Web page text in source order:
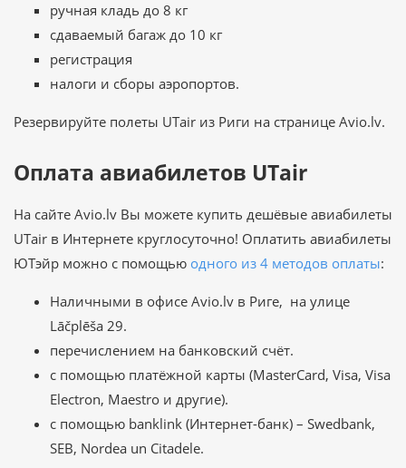
ручная кладь до 8 кг
сдаваемый багаж до 10 кг
регистрация
налоги и сборы аэропортов.
Резервируйте полеты UTair из Риги на странице Avio.lv.
Оплата авиабилетов UTair
На сайте Avio.lv Вы можете купить дешёвые авиабилеты
UTair в Интернете круглосуточно! Оплатить авиабилеты
ЮТэйр можно с помощью одного из 4 методов оплаты:
Наличными в офисе Avio.lv в Риге, на улице
Lāčplēša 29.
перечислением на банковский счёт.
с помощью платёжной карты (MasterCard, Visa, Visa
Electron, Maestro и другие).
с помощью banklink (Интернет-банк) – Swedbank,
SEB, Nordea un Citadele.